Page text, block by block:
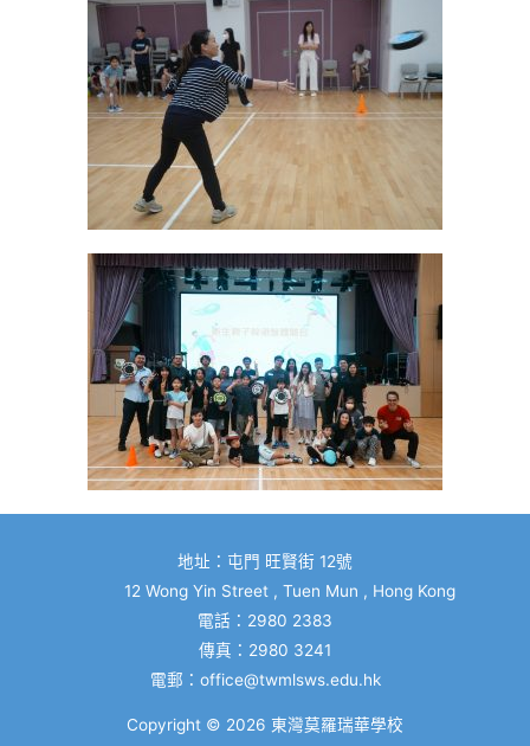
地址：屯門 旺賢街 12號
12 Wong Yin Street , Tuen Mun , Hong Kong
電話：2980 2383
傳真：2980 3241
電郵： office@twmlsws.edu.hk
Copyright © 2026 東灣莫羅瑞華學校